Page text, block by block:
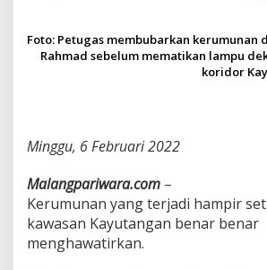
a
n
m
t
i
k
a
n
Foto: Petugas membubarkan kerumunan
Rahmad sebelum mematikan lampu
koridor
Minggu, 6 Februari 2022
Malangpariwara.com –
Kerumunan yang terjadi hampir
kawasan Kayutangan benar benar
menghawatirkan.